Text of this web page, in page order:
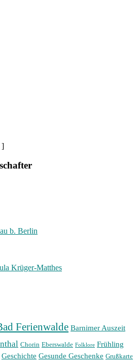
]
b. Berlin
Krüger-Matthes
Ferienwalde Barnimer Auszeit
Chorin Eberswalde Folklore Frühling
Geschichte Gesunde Geschenke Grußkarte